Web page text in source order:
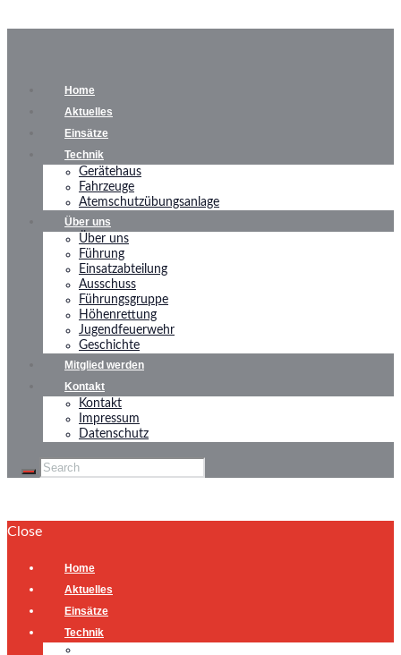
Home
Aktuelles
Einsätze
Technik
Gerätehaus
Fahrzeuge
Atemschutzübungsanlage
Über uns
Über uns
Führung
Einsatzabteilung
Ausschuss
Führungsgruppe
Höhenrettung
Jugendfeuerwehr
Geschichte
Mitglied werden
Kontakt
Kontakt
Impressum
Datenschutz
Close
Home
Aktuelles
Einsätze
Technik